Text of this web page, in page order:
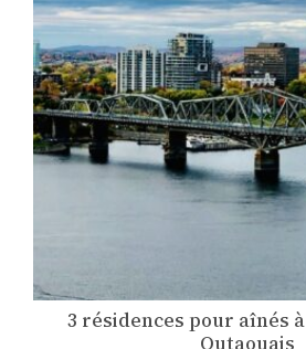
3 résidences pour aînés
Outaouais